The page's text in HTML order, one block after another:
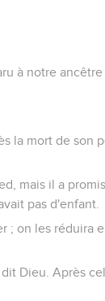
à notre ancêtre
la mort de son
mais il a
pas d'enfant.
; on les réduira
Dieu. Après